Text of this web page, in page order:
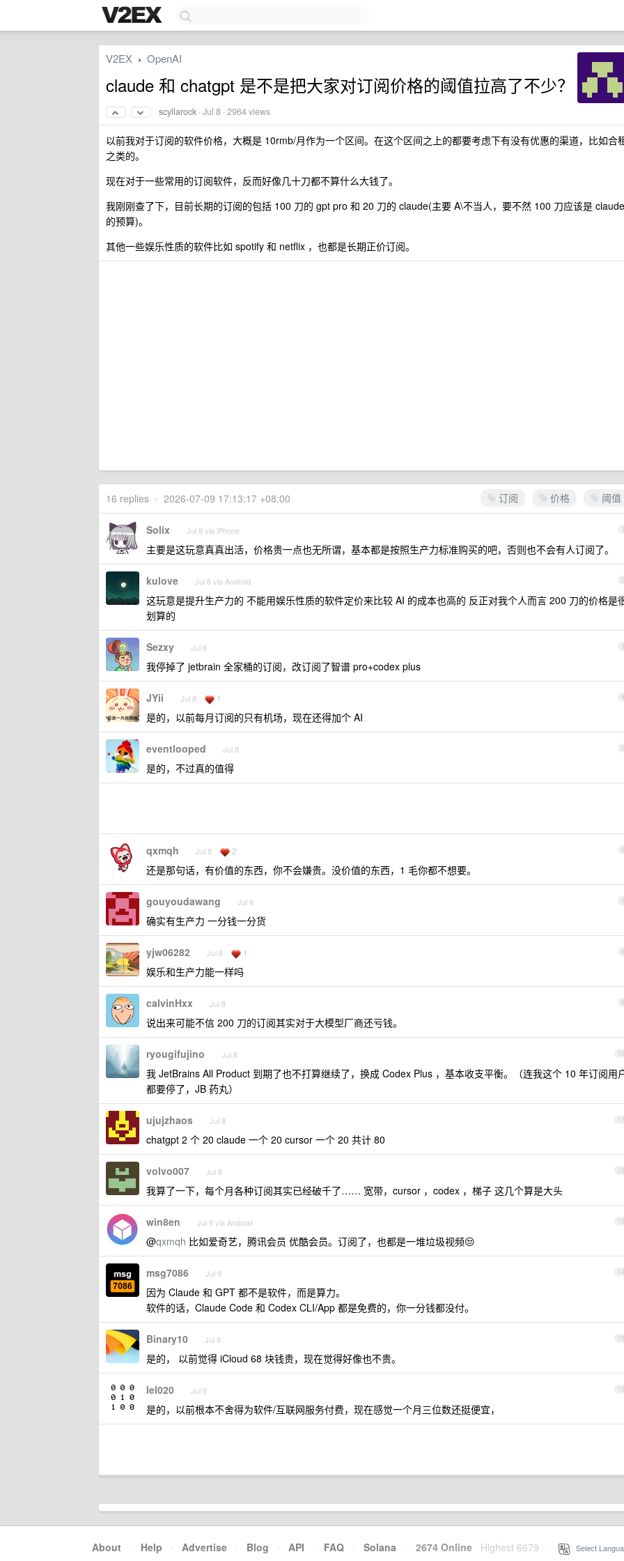
V2EX › OpenAI
claude 和 chatgpt 是不是把大家对订阅价格的阈值拉高了不少？
scyllarock ·Jul 8 · 2964 views
以前我对于订阅的软件价格，大概是 10rmb/月作为一个区间。在这个区间之上的都要考虑下有没有优惠的渠道，比如合
之类的。
现在对于一些常用的订阅软件，反而好像几十刀都不算什么大钱了。
我刚刚查了下，目前长期的订阅的包括 100 刀的 gpt pro 和 20 刀的 claude(主要 A\不当人，要不然 100 刀应该是 claude
的预算)。
其他一些娱乐性质的软件比如 spotify 和 netflix ，也都是长期正价订阅。
订阅 价格 阈值
16 replies • 2026-07-09 17:13:17 +08:00
1
Solix Jul 8 via iPhone
主要是这玩意真真出活，价格贵一点也无所谓，基本都是按照生产力标准购买的吧，否则也不会有人订阅了。
2
kulove Jul 8 via Android
这玩意是提升生产力的 不能用娱乐性质的软件定价来比较 AI 的成本也高的 反正对我个人而言 200 刀的价格是
划算的
3
Sezxy Jul 8
我停掉了 jetbrain 全家桶的订阅，改订阅了智谱 pro+codex plus
4
JYii Jul 8 1
是的，以前每月订阅的只有机场，现在还得加个 AI
5
eventlooped Jul 8
是的，不过真的值得
6
qxmqh Jul 8 2
还是那句话，有价值的东西，你不会嫌贵。没价值的东西，1 毛你都不想要。
7
gouyoudawang Jul 8
确实有生产力 一分钱一分货
8
yjw06282 Jul 8 1
娱乐和生产力能一样吗
9
calvinHxx Jul 8
说出来可能不信 200 刀的订阅其实对于大模型厂商还亏钱。
10
ryougifujino Jul 8
我 JetBrains All Product 到期了也不打算继续了，换成 Codex Plus ，基本收支平衡。（连我这个 10 年订阅用
都要停了，JB 药丸）
11
ujujzhaos Jul 8
chatgpt 2 个 20 claude 一个 20 cursor 一个 20 共计 80
12
volvo007 Jul 8
我算了一下，每个月各种订阅其实已经破千了…… 宽带，cursor ，codex ，梯子 这几个算是大头
13
win8en Jul 9 via Android
@qxmqh 比如爱奇艺，腾讯会员 优酷会员。订阅了，也都是一堆垃圾视频😒
14
msg7086 Jul 9
因为 Claude 和 GPT 都不是软件，而是算力。
软件的话，Claude Code 和 Codex CLI/App 都是免费的，你一分钱都没付。
15
Binary10 Jul 9
是的， 以前觉得 iCloud 68 块钱贵，现在觉得好像也不贵。
16
lel020 Jul 9
是的，以前根本不舍得为软件/互联网服务付费，现在感觉一个月三位数还挺便宜，
About · Help · Advertise · Blog · API · FAQ · Solana · 2674 Online Highest 6679 Select